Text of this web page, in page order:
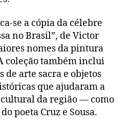
se a cópia da célebre
no Brasil”, de Victor
nomes da pintura
coleção também inclui
de arte sacra e objetos
que ajudaram a
da região — como
poeta Cruz e Sousa.